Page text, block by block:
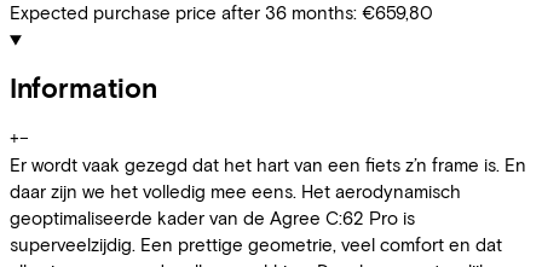
Expected purchase price after 36 months: €659,80
Information
+−
Er wordt vaak gezegd dat het hart van een fiets z’n frame is. En
daar zijn we het volledig mee eens. Het aerodynamisch
geoptimaliseerde kader van de Agree C:62 Pro is
superveelzijdig. Een prettige geometrie, veel comfort en dat